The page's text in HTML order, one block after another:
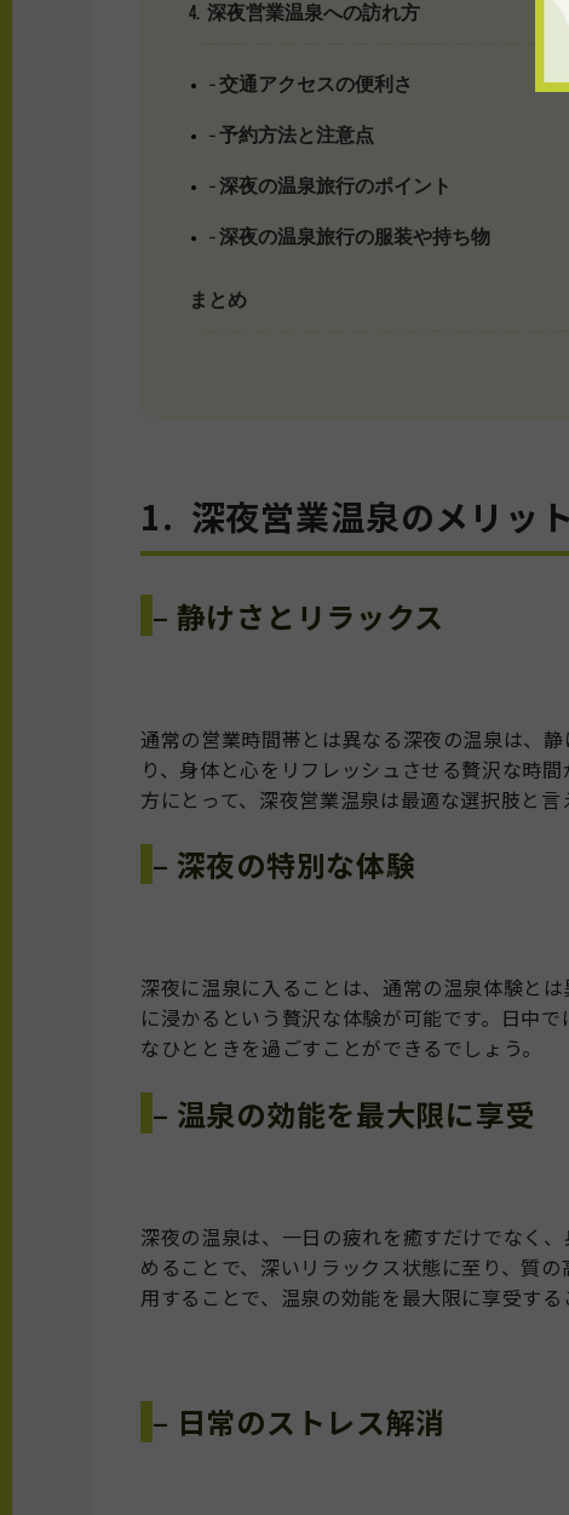
4. 深夜営業温泉への訪れ方
– 交通アクセスの便利さ
– 予約方法と注意点
– 深夜の温泉旅行のポイント
– 深夜の温泉旅行の服装や持ち物
まとめ
1. 深夜営業温泉のメリット
– 静けさとリラックス
通常の営業時間帯とは異なる深夜の温泉は、
り、身体と心をリフレッシュさせる贅沢な時
方にとって、深夜営業温泉は最適な選択肢と言
– 深夜の特別な体験
深夜に温泉に入ることは、通常の温泉体験と
に浸かるという贅沢な体験が可能です。日中
なひとときを過ごすことができるでしょう。
– 温泉の効能を最大限に享受
深夜の温泉は、一日の疲れを癒すだけでなく
めることで、深いリラックス状態に至り、質
用することで、温泉の効能を最大限に享受する
– 日常のストレス解消